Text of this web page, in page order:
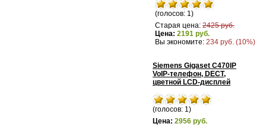
(голосов: 1)
Старая цена: 2425 руб.
Цена: 2191 руб.
Вы экономите: 234 руб. (10%)
Siemens Gigaset C470IP
VoIP-телефон, DECT,
цветной LCD-дисплей
(голосов: 1)
Цена: 2956 руб.